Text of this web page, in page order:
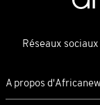
Réseaux sociaux
A propos